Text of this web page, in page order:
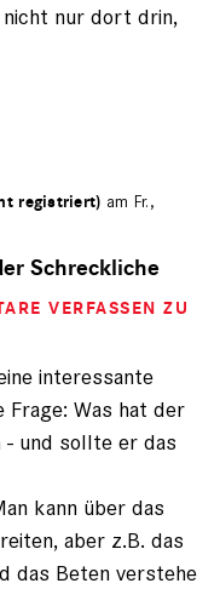
nur dort drin,
registriert) am Fr.,
Schreckliche
VERFASSEN ZU
interessante
Frage: Was hat der
und sollte er das
kann über das
aber z.B. das
das Beten verstehe